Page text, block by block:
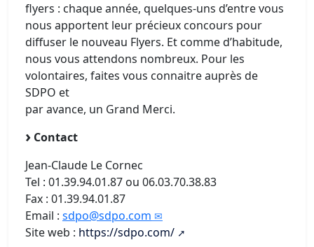
flyers : chaque année, quelques-uns d’entre vous
nous apportent leur précieux concours pour
diffuser le nouveau Flyers. Et comme d’habitude,
nous vous attendons nombreux. Pour les
volontaires, faites vous connaitre auprès de
SDPO et
par avance, un Grand Merci.
Contact
Jean-Claude Le Cornec
Tel : 01.39.94.01.87 ou 06.03.70.38.83
Fax : 01.39.94.01.87
Email : sdpo@sdpo.com
Site web : https://sdpo.com/